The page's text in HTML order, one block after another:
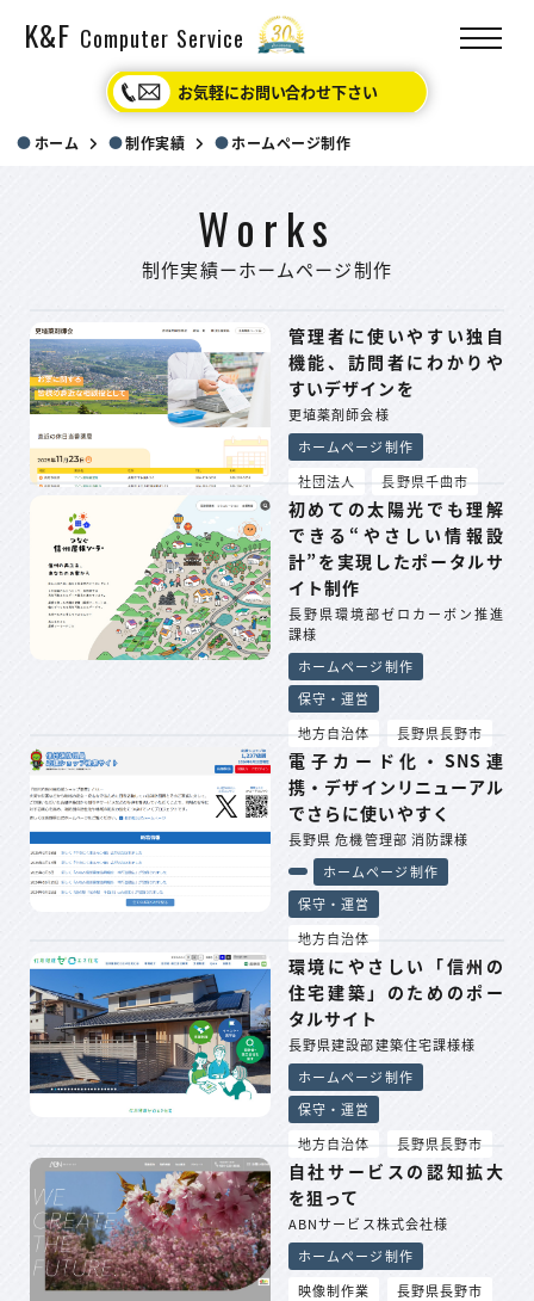
K&F Computer Service
お気軽にお問い合わせ下さい
ホーム 制作実績 ホームページ制作
Works
制作実績ーホームページ制作
管理者に使いやすい独自
機能、訪問者にわかりや
すいデザインを
更埴薬剤師会様
ホームページ制作
社団法人
長野県千曲市
初めての太陽光でも理解
できる“やさしい情報設
計”を実現したポータルサ
イト制作
長野県環境部ゼロカーボン推進
課様
ホームページ制作
保守・運営
地方自治体
長野県長野市
電子カード化・SNS連
携・デザインリニューアル
でさらに使いやすく
長野県 危機管理部 消防課様
ホームページ制作
保守・運営
地方自治体
環境にやさしい「信州の
住宅建築」のためのポー
タルサイト
長野県建設部建築住宅課様様
ホームページ制作
保守・運営
地方自治体
長野県長野市
自社サービスの認知拡大
を狙って
ABNサービス株式会社様
ホームページ制作
映像制作業
長野県長野市